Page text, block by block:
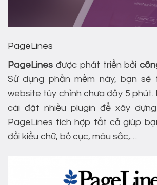
PageLines
PageLines được phát triển bởi
Sử dụng phần mềm này, bạn sẽ
website tùy chỉnh chưa đầy 5 phút.
cài đặt nhiều plugin để xây
PageLines tích hợp tất cả giúp
đổi kiểu chữ, bố cục, màu sắc,…